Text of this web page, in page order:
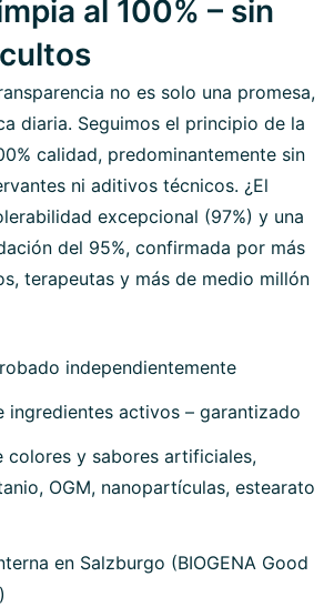
al 100% – sin
no es solo una promesa,
diaria. Seguimos el principio de la
calidad, predominantemente sin
ni aditivos técnicos. ¿El
excepcional (97%) y una
del 95%, confirmada por más
terapeutas y más de medio millón
independientemente
ingredientes activos – garantizado
colores y sabores artificiales,
OGM, nanopartículas, estearato
en Salzburgo (BIOGENA Good